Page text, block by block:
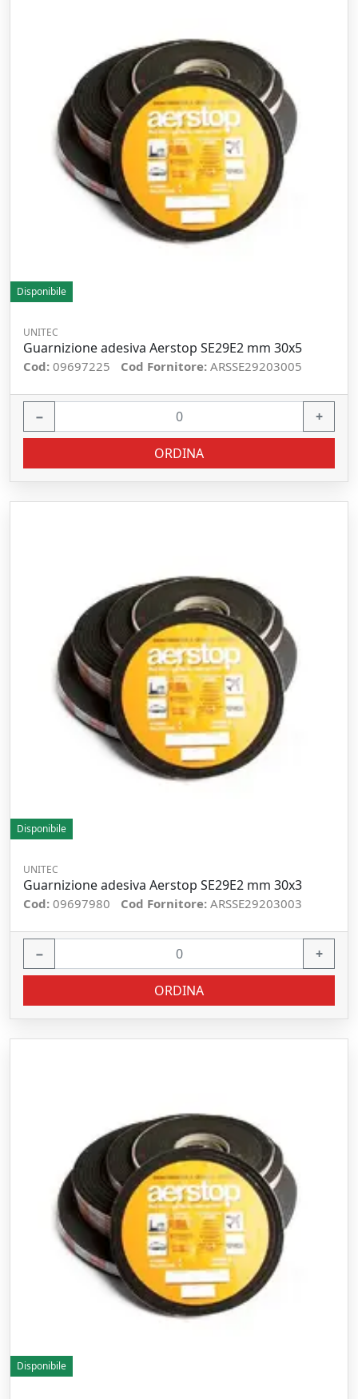
Disponibile
UNITEC
Guarnizione adesiva Aerstop SE29E2 mm 30x5
Cod: 09697225 Cod Fornitore: ARSSE29203005
− +
ORDINA
Disponibile
UNITEC
Guarnizione adesiva Aerstop SE29E2 mm 30x3
Cod: 09697980 Cod Fornitore: ARSSE29203003
− +
ORDINA
Disponibile